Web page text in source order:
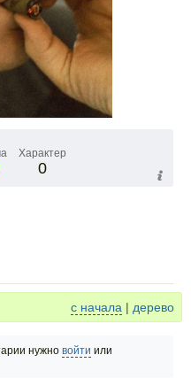
Характер
0
с начала | дерево
нужно войти или